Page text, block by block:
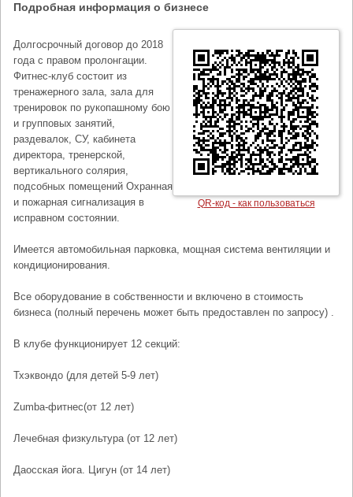
Подробная информация о бизнесе
QR-код - как пользоваться
Долгосрочный договор до 2018
года с правом пролонгации.
Фитнес-клуб состоит из
тренажерного зала, зала для
тренировок по рукопашному бою
и групповых занятий,
раздевалок, СУ, кабинета
директора, тренерской,
вертикального солярия,
подсобных помещений Охранная
и пожарная сигнализация в
исправном состоянии.
Имеется автомобильная парковка, мощная система вентиляции и
кондиционирования.
Все оборудование в собственности и включено в стоимость
бизнеса (полный перечень может быть предоставлен по запросу) .
В клубе функционирует 12 секций:
Тхэквондо (для детей 5-9 лет)
Zumba-фитнес(от 12 лет)
Лечебная физкультура (от 12 лет)
Даосская йога. Цигун (от 14 лет)